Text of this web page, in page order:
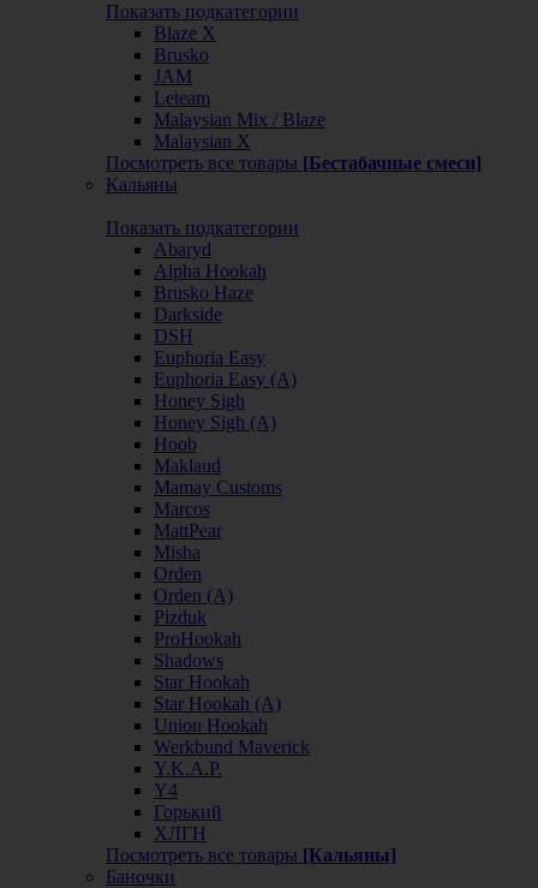
Показать подкатегории
Blaze X
Brusko
JAM
Leteam
Malaysian Mix / Blaze
Malaysian X
Посмотреть все товары [Бестабачные смеси]
Кальяны
Показать подкатегории
Abaryd
Alpha Hookah
Brusko Haze
Darkside
DSH
Euphoria Easy
Euphoria Easy (А)
Honey Sigh
Honey Sigh (А)
Hoob
Maklaud
Mamay Customs
Marcos
MattPear
Misha
Orden
Orden (А)
Pizduk
ProHookah
Shadows
Star Hookah
Star Hookah (А)
Union Hookah
Werkbund Maverick
Y.K.A.P.
Y4
Горький
ХЛГН
Посмотреть все товары [Кальяны]
Баночки